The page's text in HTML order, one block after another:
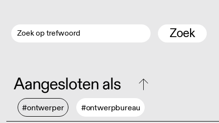
Zoek
Aangesloten als
#ontwerper #ontwerpbureau